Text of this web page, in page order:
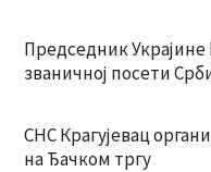
Председник
званичној посети
СНС Крагујевац
на Ђачком тргу